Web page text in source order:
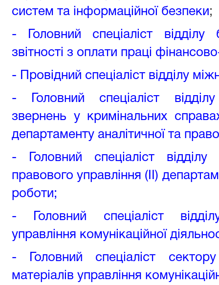
систем та інформаційної безпеки;
-
Головний спеціаліст
звітності з оплати праці
-
Провідний спеціаліст відділу
- Головний спеціаліст
звернень у кримінальних
департаменту аналітичної та
- Головний спеціаліст
правового управління (ІІ)
роботи;
- Головний спеціаліст
управління комунікаційної
- Головний спеціаліст
матеріалів управління